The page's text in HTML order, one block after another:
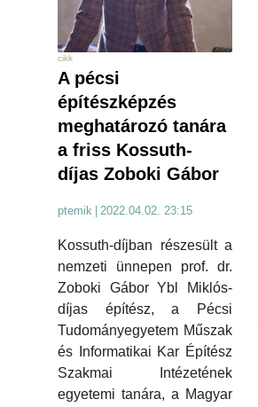
cikk
A pécsi
építészképzés
meghatározó tanára
a friss Kossuth-
díjas Zoboki Gábor
ptemik 2022.04.02. 23:15
Kossuth-díjban részesült a
nemzeti ünnepen prof. dr.
Zoboki Gábor Ybl Miklós-
díjas építész, a Pécsi
Tudományegyetem Műszak
és Informatikai Kar Építész
Szakmai Intézetének
egyetemi tanára, a Magyar